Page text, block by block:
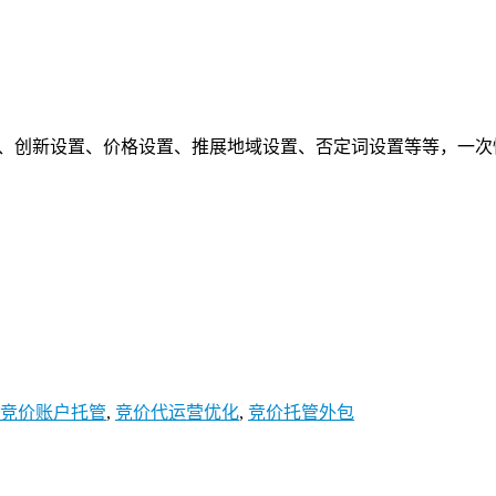
新设置、价格设置、推展地域设置、否定词设置等等，一
价账户托管, 竞价代运营优化, 竞价托管外包